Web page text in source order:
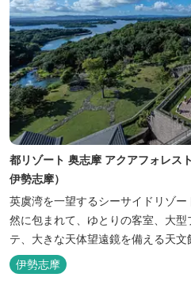
都リゾート 奥志摩 アクアフォレス
伊勢志摩）
英虞湾を一望するシーサイドリゾ
然に包まれて、ゆとりの客室、大
テ、大きな天体望遠鏡を備える天
楽しみながら過ごすことができます
ル：2025年7月19日（土）～8月31
伊勢志摩